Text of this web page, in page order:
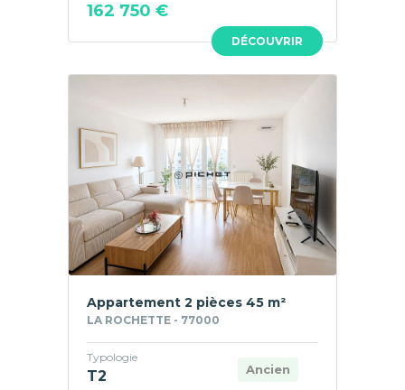
DÉCOUVRIR
162 750 €
Appartement 2 pièces 45 m²
LA ROCHETTE - 77000
Ancien
Typologie
T2